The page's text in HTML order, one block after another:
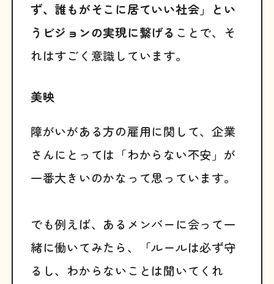
ず、誰もがそこに居ていい社会」とい
うビジョンの実現に繋げる ことで、そ
れはすごく意識しています。
美映
障がいがある方の雇用に関して、企業
さんにとっては「わからない不安」が
一番大きいのかなって思っています。
でも例えば、あるメンバーに会って一
緒に働いてみたら、「ルールは必ず守
るし、わからないことは聞いてくれ